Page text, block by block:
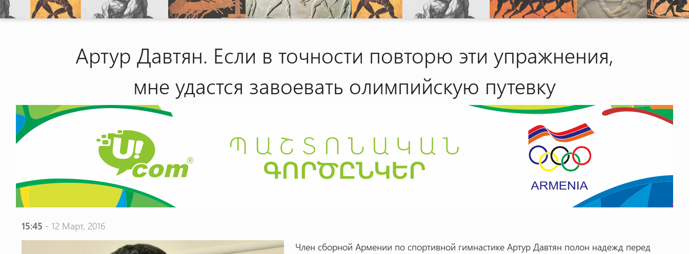
Артур Давтян. Если в точности повторю эти упражнения,
мне удастся завоевать олимпийскую путевку
15:45 - 12 Март, 2016
Член сборной Армении по спортивной гимнастике Артур Давтян полон надежд перед